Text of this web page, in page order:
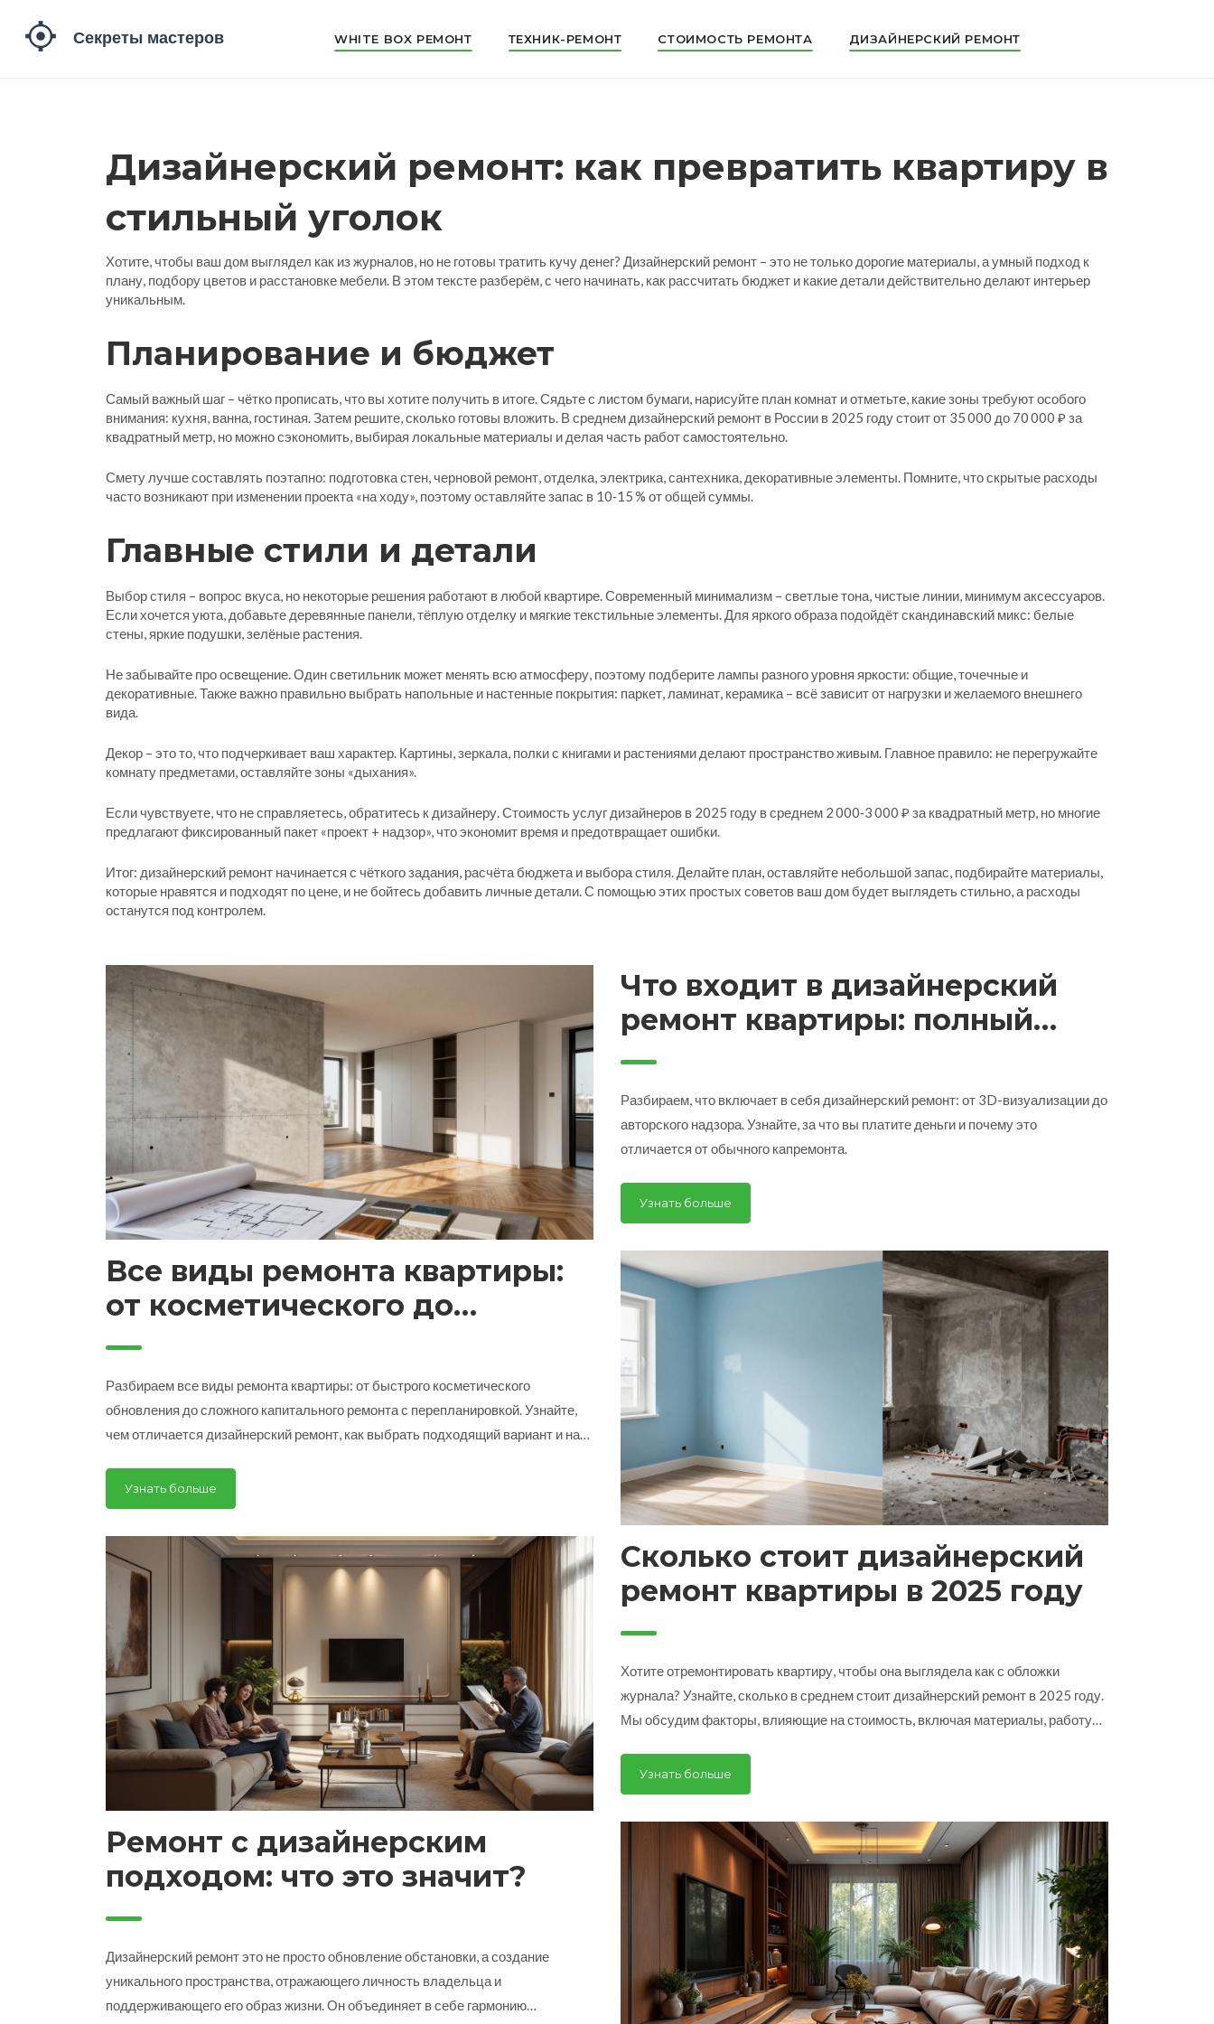
WHITE BOX РЕМОНТ ТЕХНИК-РЕМОНТ СТОИМОСТЬ РЕМОНТА ДИЗАЙНЕРСКИЙ РЕМОНТ
Дизайнерский ремонт: как превратить квартиру в
стильный уголок
Хотите, чтобы ваш дом выглядел как из журналов, но не готовы тратить кучу денег? Дизайнерский ремонт – это не только дорогие материалы, а умный подход к
плану, подбору цветов и расстановке мебели. В этом тексте разберём, с чего начинать, как рассчитать бюджет и какие детали действительно делают интерьер
уникальным.
Планирование и бюджет
Самый важный шаг – чётко прописать, что вы хотите получить в итоге. Сядьте с листом бумаги, нарисуйте план комнат и отметьте, какие зоны требуют особого
внимания: кухня, ванна, гостиная. Затем решите, сколько готовы вложить. В среднем дизайнерский ремонт в России в 2025 году стоит от 35 000 до 70 000 ₽ за
квадратный метр, но можно сэкономить, выбирая локальные материалы и делая часть работ самостоятельно.
Смету лучше составлять поэтапно: подготовка стен, черновой ремонт, отделка, электрика, сантехника, декоративные элементы. Помните, что скрытые расходы
часто возникают при изменении проекта «на ходу», поэтому оставляйте запас в 10‑15 % от общей суммы.
Главные стили и детали
Выбор стиля – вопрос вкуса, но некоторые решения работают в любой квартире. Современный минимализм – светлые тона, чистые линии, минимум аксессуаров.
Если хочется уюта, добавьте деревянные панели, тёплую отделку и мягкие текстильные элементы. Для яркого образа подойдёт скандинавский микс: белые
стены, яркие подушки, зелёные растения.
Не забывайте про освещение. Один светильник может менять всю атмосферу, поэтому подберите лампы разного уровня яркости: общие, точечные и
декоративные. Также важно правильно выбрать напольные и настенные покрытия: паркет, ламинат, керамика – всё зависит от нагрузки и желаемого внешнего
вида.
Декор – это то, что подчеркивает ваш характер. Картины, зеркала, полки с книгами и растениями делают пространство живым. Главное правило: не перегружайте
комнату предметами, оставляйте зоны «дыхания».
Если чувствуете, что не справляетесь, обратитесь к дизайнеру. Стоимость услуг дизайнеров в 2025 году в среднем 2 000‑3 000 ₽ за квадратный метр, но многие
предлагают фиксированный пакет «проект + надзор», что экономит время и предотвращает ошибки.
Итог: дизайнерский ремонт начинается с чёткого задания, расчёта бюджета и выбора стиля. Делайте план, оставляйте небольшой запас, подбирайте материалы,
которые нравятся и подходят по цене, и не бойтесь добавить личные детали. С помощью этих простых советов ваш дом будет выглядеть стильно, а расходы
останутся под контролем.
Что входит в дизайнерский
ремонт квартиры: полный
список работ и услуг
Разбираем, что включает в себя дизайнерский ремонт: от 3D-визуализации до
авторского надзора. Узнайте, за что вы платите деньги и почему это
отличается от обычного капремонта.
Узнать больше
Все виды ремонта квартиры:
от косметического до
капитального с дизайн-
проектом
Разбираем все виды ремонта квартиры: от быстрого косметического
обновления до сложного капитального ремонта с перепланировкой. Узнайте,
чем отличается дизайнерский ремонт, как выбрать подходящий вариант и на
Узнать больше
Сколько стоит дизайнерский
ремонт квартиры в 2025 году
Хотите отремонтировать квартиру, чтобы она выглядела как с обложки
журнала? Узнайте, сколько в среднем стоит дизайнерский ремонт в 2025 году.
Мы обсудим факторы, влияющие на стоимость, включая материалы, работу
для успешного планирования вашего проекта.
Узнать больше
Ремонт с дизайнерским
подходом: что это значит?
Дизайнерский ремонт это не просто обновление обстановки, а создание
уникального пространства, отражающего личность владельца и
поддерживающего его образ жизни. Он объединяет в себе гармонию